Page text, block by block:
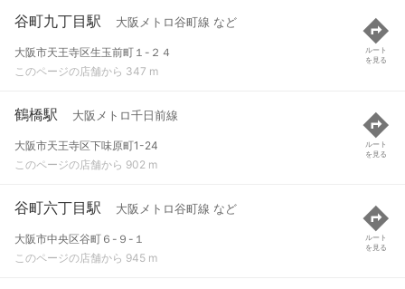
谷町九丁目駅 大阪メトロ谷町線 など
大阪市天王寺区生玉前町１-２４
このページの店舗から 347 m
ルート
を見る
鶴橋駅 大阪メトロ千日前線
大阪市天王寺区下味原町1-24
このページの店舗から 902 m
ルート
を見る
谷町六丁目駅 大阪メトロ谷町線 など
大阪市中央区谷町６-９-１
このページの店舗から 945 m
ルート
を見る